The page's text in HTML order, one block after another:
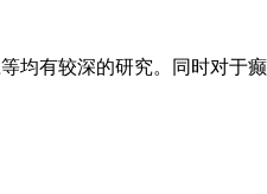
均有较深的研究。同时对于